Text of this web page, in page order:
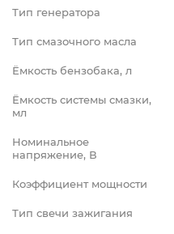
Тип генератора
Тип смазочного масла
Ёмкость бензобака, л
Ёмкость системы смазки,
мл
Номинальное
напряжение, В
Коэффициент мощности
Тип свечи зажигания